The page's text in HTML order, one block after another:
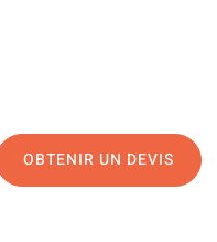
OBTENIR UN DEVIS